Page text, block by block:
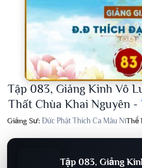
Tập 083, Giảng Kinh Vô
Thất Chùa Khai Nguyên -
Giảng Sư: Đức Phật Thích Ca Mâu NiThể